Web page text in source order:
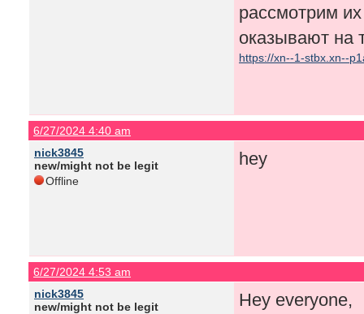
рассмотрим
оказывают на
https://xn--1-stbx.xn--
6/27/2024 4:40 am
nick3845
new/might not be legit
Offline
hey
6/27/2024 4:53 am
nick3845
new/might not be legit
Hey everyone,